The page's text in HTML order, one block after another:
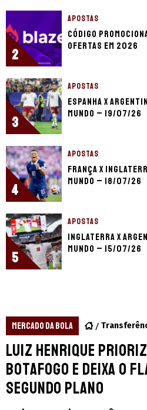
2
APOSTAS
Código
ofertas em 2026
3
APOSTAS
Espanha x
Mundo – 19/07/26
4
APOSTAS
França x
Mundo – 18/07/26
5
APOSTAS
Inglaterra x
Mundo – 15/07/26
MERCADO DA BOLA
Luiz Henrique
Botafogo e deixa o
segundo plano